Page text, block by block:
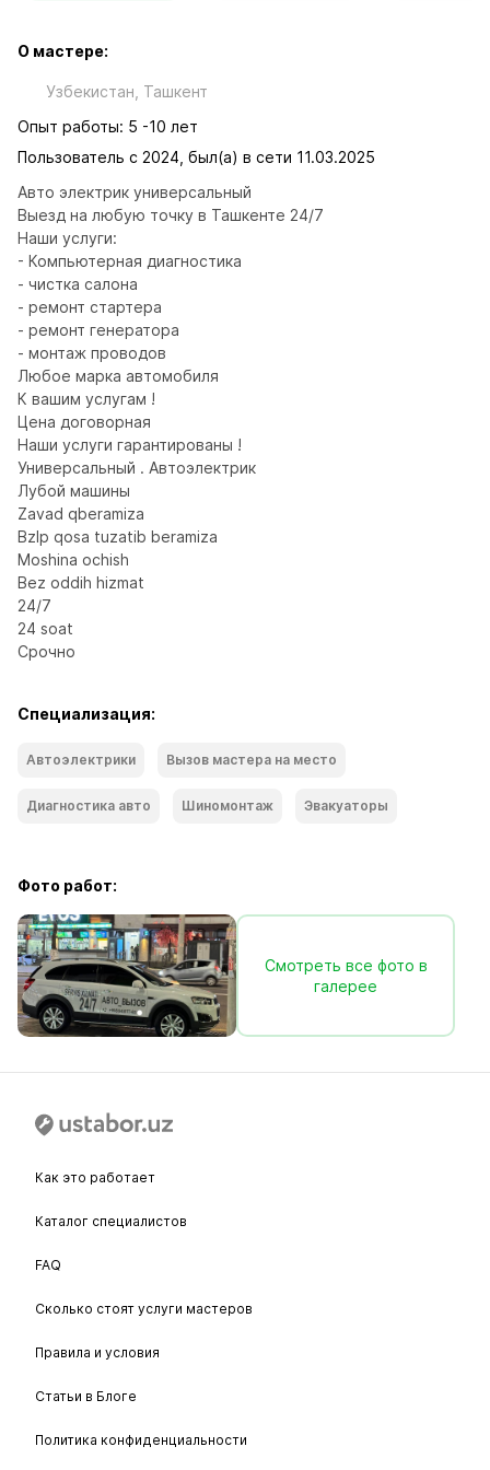
О мастере:
Узбекистан, Ташкент
Опыт работы: 5 -10 лет
Пользователь с 2024, был(а) в сети 11.03.2025
Авто электрик универсальный
Выезд на любую точку в Ташкенте 24/7
Наши услуги:
- Компьютерная диагностика
- чистка салона
- ремонт стартера
- ремонт генератора
- монтаж проводов
Любое марка автомобиля
К вашим услугам !
Цена договорная
Наши услуги гарантированы !
Универсальный . Автоэлектрик
Лубой машины
Zavad qberamiza
Bzlp qosa tuzatib beramiza
Moshina ochish
Bez oddih hizmat
24/7
24 soat
Срочно
Специализация:
Автоэлектрики Вызов мастера на место
Диагностика авто Шиномонтаж Эвакуаторы
Фото работ:
Смотреть все фото в
галерее
Как это работает
Каталог специалистов
FAQ
Сколько стоят услуги мастеров
Правила и условия
Статьи в Блоге
Политика конфиденциальности